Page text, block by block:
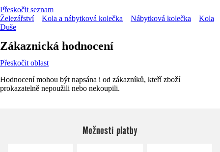
Přeskočit seznam
Železářství
Kola a nábytková kolečka Nábytková kolečka
Kola
Duše
Zákaznická hodnocení
Přeskočit oblast
Hodnocení mohou být napsána i od zákazníků, kteří zboží
prokazatelně nepoužili nebo nekoupili.
Možnosti platby